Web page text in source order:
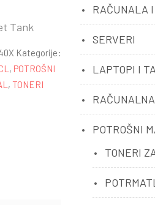
Tank
Kategorije:
, POTROŠNI
, TONERI
RAČUNALA
SERVERI
LAPTOPI I
POTROŠNI
TONERI
POTRMATL